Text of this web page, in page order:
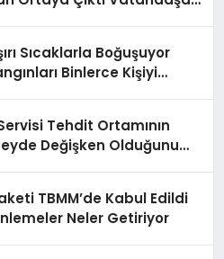
Sıcaklarla Boğuşuyor
Binlerce Kişiyi
Tehdit Ortamının
Değişken Olduğunu
TBMM’de Kabul Edildi
Neler Getiriyor